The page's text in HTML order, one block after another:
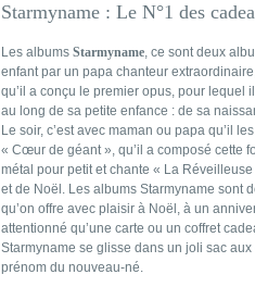
Starmyname : Le N°1 des
Les albums Starmyname, ce sont deux
enfant par un papa chanteur
qu’il a conçu le premier opus, pour lequel
au long de sa petite enfance : de sa
Le soir, c’est avec maman ou papa qu’il
« Cœur de géant », qu’il a composé cette
métal pour petit et chante « La
et de Noël. Les albums Starmyname sont
qu’on offre avec plaisir à Noël, à un
attentionné qu’une carte ou un coffret
Starmyname se glisse dans un joli sac
prénom du nouveau-né.